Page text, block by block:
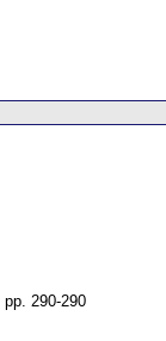
pp. 290-290